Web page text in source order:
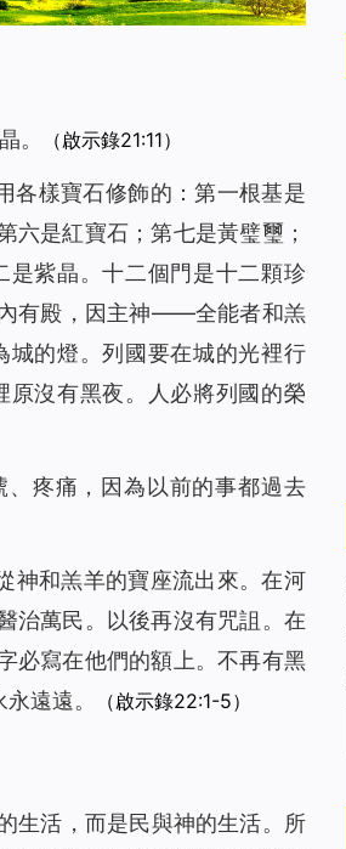
。 （啟示錄21:11）
各樣寶石修飾的：第一根基是
六是紅寶石；第七是黃璧璽；
紫晶。十二個門是十二顆珍
有殿，因主神——全能者和羔
城的燈。列國要在城的光裡行
沒有黑夜。人必將列國的榮
疼痛，因為以前的事都過去
神和羔羊的寶座流出來。在河
治萬民。以後再沒有咒詛。在
必寫在他們的額上。不再有黑
遠遠。
（啟示錄22:1-5）
生活，而是民與神的生活。所